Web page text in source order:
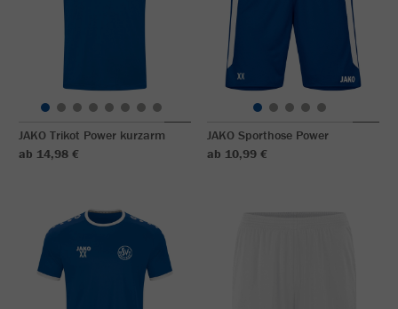
JAKO Trikot Power kurzarm
ab 14,98 €
JAKO Sporthose Power
ab 10,99 €